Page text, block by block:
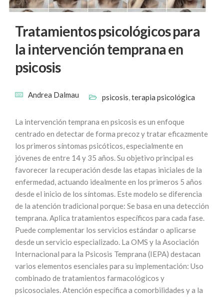
Tratamientos psicológicos para
la intervención temprana en
psicosis
Andrea Dalmau psicosis,terapia psicológica
La intervención temprana en psicosis es un enfoque
centrado en detectar de forma precoz y tratar eficazmente
los primeros síntomas psicóticos, especialmente en
jóvenes de entre 14 y 35 años. Su objetivo principal es
favorecer la recuperación desde las etapas iniciales de la
enfermedad, actuando idealmente en los primeros 5 años
desde el inicio de los síntomas. Este modelo se diferencia
de la atención tradicional porque: Se basa en una detección
temprana. Aplica tratamientos específicos para cada fase.
Puede complementar los servicios estándar o aplicarse
desde un servicio especializado. La OMS y la Asociación
Internacional para la Psicosis Temprana (IEPA) destacan
varios elementos esenciales para su implementación: Uso
combinado de tratamientos farmacológicos y
psicosociales. Atención específica a comorbilidades y a la